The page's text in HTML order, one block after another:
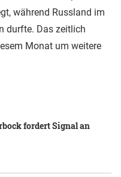
während Russland im
durfte. Das zeitlich
Monat um weitere
fordert Signal an